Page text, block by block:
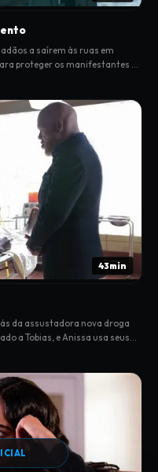
a saírem às ruas em
proteger os manifestantes da
43min
da assustadora nova droga
a Tobias, e Anissa usa seus